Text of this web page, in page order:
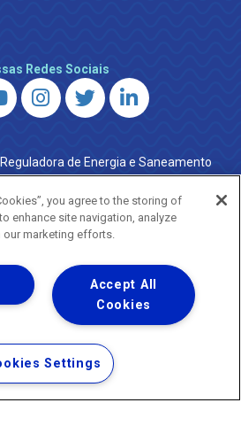
Redes Sociais
de Energia e Saneamento
do Rio de Janeiro
(21) 2332-6457 (WhatsApp) ·
/ouvidoria.agenersa@gmail.com
® 2026 - Todos os Direitos Reservados.
de Uso de Sites e Aplicativos
e Proteção de Dados
you agree to the storing of
enhance site navigation, analyze
our marketing efforts.
Accept All
Cookies
Settings